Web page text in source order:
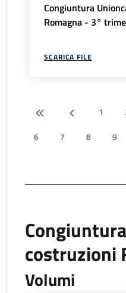
Congiuntura
Romagna - 3°
SCARICA FILE
1
6
7 8 9
costruzioni
Volumi